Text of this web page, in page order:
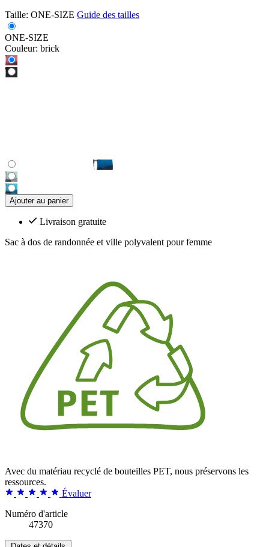
Taille: ONE-SIZE Guide des tailles
ONE-SIZE
Couleur: brick
Ajouter au panier
Livraison gratuite
Sac à dos de randonnée et ville polyvalent pour femme
Avec du matériau recyclé de bouteilles PET, nous préservons les
ressources.
Évaluer
Numéro d'article
47370